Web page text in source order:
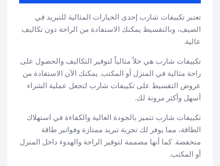
تعتبر تكييفات شارب إحدى الخيارات المثالية للتبريد في
الصيف، وبالتقسيط يمكنك الاستفادة من الراحة دون تكاليف
عالية.
تكييفات شارب هي حلاً مثالياً لتوفير التكاليف والحصول على
راحة مثالية في المنزل أو المكتب. يمكنك الآن الاستفادة من
عروض التقسيط على تكييفات شارب لتجعل عملية الشراء
أسهل وأكثر مرونة لك.
تكييفات شارب تتميز بالجودة العالية والكفاءة في استهلاك
الطاقة، مما يوفر لك تجربة تبريد ممتازة وفواتير طاقة
منخفضة. كما أنها مصممة لتوفير الراحة والهدوء داخل المنزل
أو المكتب.